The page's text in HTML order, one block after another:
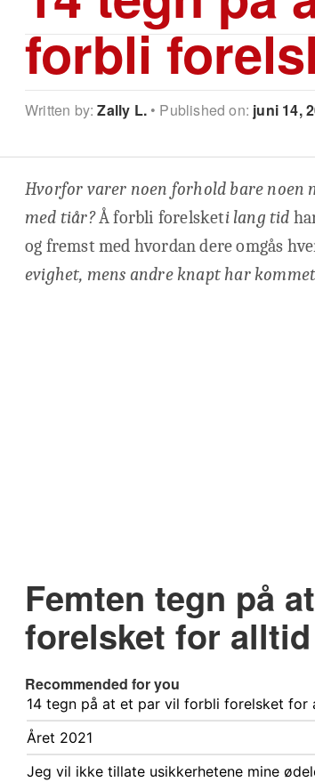
forbli
Written by:Zally L. Published on: juni 14,
Hvorfor varer noen forhold bare noen
med tiår?Å forbli forelsketi lang tid
og fremst med hvordan dere omgås
evighet, mens andre knapt har
Femten tegn på
forelsket for alltid
Recommended for you
14 tegn på at et par vil forbli forelsket for
Året 2021
Jeg vil ikke tillate usikkerhetene mine